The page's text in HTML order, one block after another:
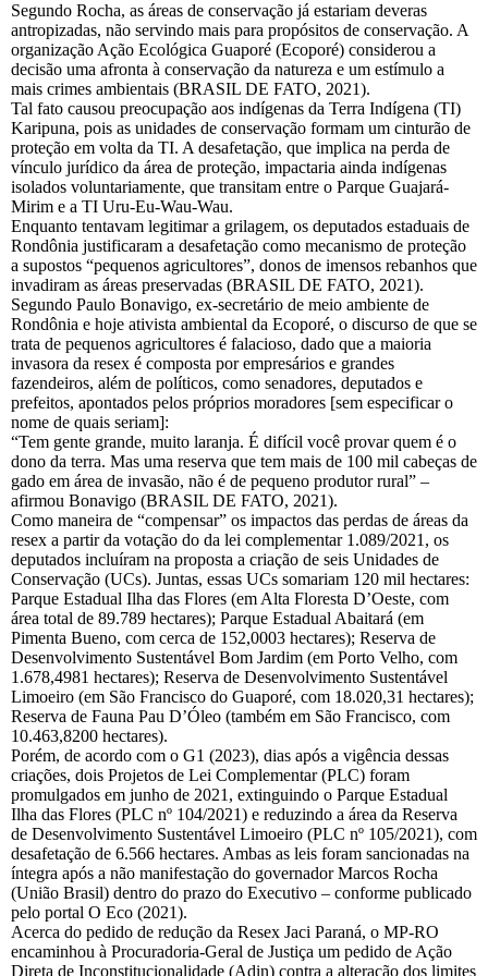
Segundo Rocha, as áreas de conservação já estariam deveras
antropizadas, não servindo mais para propósitos de conservação. A
organização Ação Ecológica Guaporé (Ecoporé) considerou a
decisão uma afronta à conservação da natureza e um estímulo a
mais crimes ambientais (BRASIL DE FATO, 2021).
Tal fato causou preocupação aos indígenas da Terra Indígena (TI)
Karipuna, pois as unidades de conservação formam um cinturão de
proteção em volta da TI. A desafetação, que implica na perda de
vínculo jurídico da área de proteção, impactaria ainda indígenas
isolados voluntariamente, que transitam entre o Parque Guajará-
Mirim e a TI Uru-Eu-Wau-Wau.
Enquanto tentavam legitimar a grilagem, os deputados estaduais de
Rondônia justificaram a desafetação como mecanismo de proteção
a supostos “pequenos agricultores”, donos de imensos rebanhos que
invadiram as áreas preservadas (BRASIL DE FATO, 2021).
Segundo Paulo Bonavigo, ex-secretário de meio ambiente de
Rondônia e hoje ativista ambiental da Ecoporé, o discurso de que se
trata de pequenos agricultores é falacioso, dado que a maioria
invasora da resex é composta por empresários e grandes
fazendeiros, além de políticos, como senadores, deputados e
prefeitos, apontados pelos próprios moradores [sem especificar o
nome de quais seriam]:
“Tem gente grande, muito laranja. É difícil você provar quem é o
dono da terra. Mas uma reserva que tem mais de 100 mil cabeças de
gado em área de invasão, não é de pequeno produtor rural” –
afirmou Bonavigo (BRASIL DE FATO, 2021).
Como maneira de “compensar” os impactos das perdas de áreas da
resex a partir da votação do da lei complementar 1.089/2021, os
deputados incluíram na proposta a criação de seis Unidades de
Conservação (UCs). Juntas, essas UCs somariam 120 mil hectares:
Parque Estadual Ilha das Flores (em Alta Floresta D’Oeste, com
área total de 89.789 hectares); Parque Estadual Abaitará (em
Pimenta Bueno, com cerca de 152,0003 hectares); Reserva de
Desenvolvimento Sustentável Bom Jardim (em Porto Velho, com
1.678,4981 hectares); Reserva de Desenvolvimento Sustentável
Limoeiro (em São Francisco do Guaporé, com 18.020,31 hectares);
Reserva de Fauna Pau D’Óleo (também em São Francisco, com
10.463,8200 hectares).
Porém, de acordo com o G1 (2023), dias após a vigência dessas
criações, dois Projetos de Lei Complementar (PLC) foram
promulgados em junho de 2021, extinguindo o Parque Estadual
Ilha das Flores (PLC nº 104/2021) e reduzindo a área da Reserva
de Desenvolvimento Sustentável Limoeiro (PLC nº 105/2021), com
desafetação de 6.566 hectares. Ambas as leis foram sancionadas na
íntegra após a não manifestação do governador Marcos Rocha
(União Brasil) dentro do prazo do Executivo – conforme publicado
pelo portal O Eco (2021).
Acerca do pedido de redução da Resex Jaci Paraná, o MP-RO
encaminhou à Procuradoria-Geral de Justiça um pedido de Ação
Direta de Inconstitucionalidade (Adin) contra a alteração dos limites